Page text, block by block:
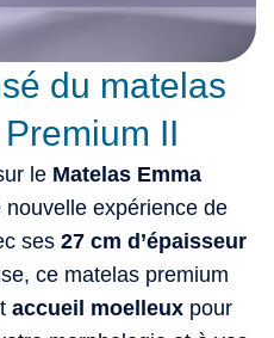
du matelas
II
le Matelas Emma
nouvelle expérience de
ses 27 cm d’épaisseur
ce matelas premium
accueil moelleux pour